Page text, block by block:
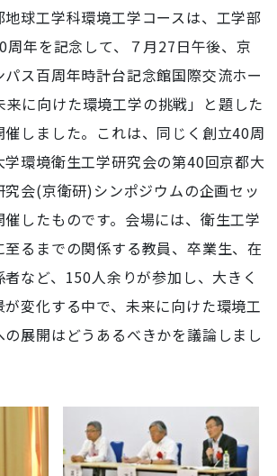
球工学科環境工学コースは、工学部
周年を記念して、７月27日午後、京
ス百周年時計台記念館国際交流ホー
に向けた環境工学の挑戦」と題した
催しました。これは、同じく創立40周
環境衛生工学研究会の第40回京都大
会(京衛研)シンポジウムの企画セッ
したものです。会場には、衛生工学
るまでの関係する教員、卒業生、在
など、150人余りが参加し、大きく
変化する中で、未来に向けた環境工
展開はどうあるべきかを議論しまし